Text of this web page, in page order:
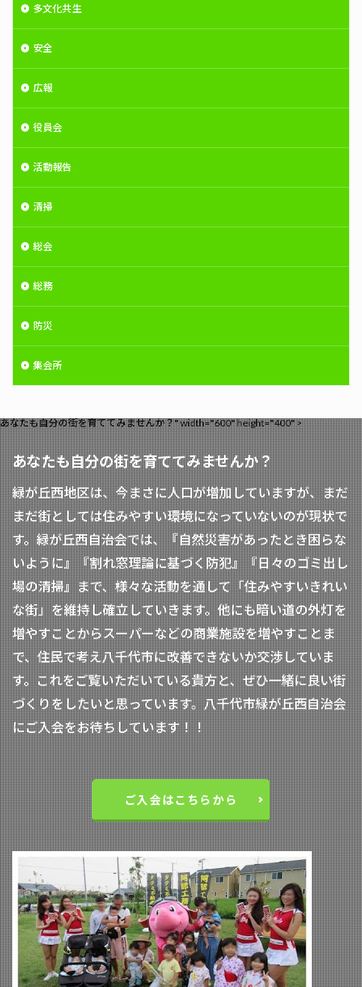
多文化共生
安全
広報
役員会
活動報告
清掃
総会
総務
防災
集会所
あなたも自分の街を育ててみませんか？" width="600" height="400" >
あなたも自分の街を育ててみませんか？
緑が丘西地区は、今まさに人口が増加していますが、まだ
まだ街としては住みやすい環境になっていないのが現状で
す。緑が丘西自治会では、『自然災害があったとき困らな
いように』『割れ窓理論に基づく防犯』『日々のゴミ出し
場の清掃』まで、様々な活動を通して「住みやすいきれい
な街」を維持し確立していきます。他にも暗い道の外灯を
増やすことからスーパーなどの商業施設を増やすことま
で、住民で考え八千代市に改善できないか交渉していま
す。これをご覧いただいている貴方と、ぜひ一緒に良い街
づくりをしたいと思っています。八千代市緑が丘西自治会
にご入会をお待ちしています！！
ご入会はこちらから